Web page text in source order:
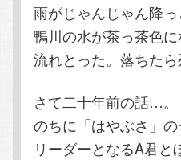
テ
ン
ツ
ン
ツ
へ
雨がじゃんじゃん降っ
鴨川の水が茶っ茶色
流れとった。落ちたら
さて二十年前の話…。
のちに「はやぶさ」
リーダーとなるA君と